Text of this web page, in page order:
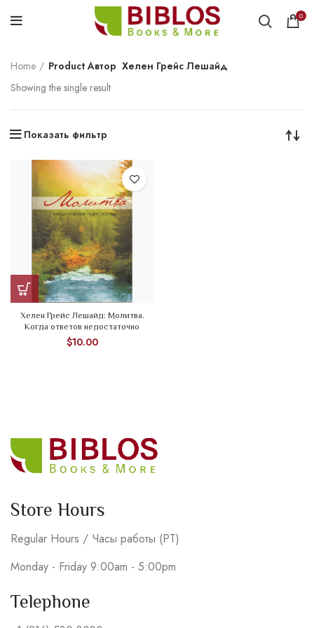
0
Home Product Автор Хелен Грейс Лешайд
Showing the single result
Показать фильтр
Хелен Грейс Лешайд: Молитва.
Когда ответов недостаточно
$10.00
Store Hours
Regular Hours / Часы работы (PT)
Monday - Friday 9:00am - 5:00pm
Telephone